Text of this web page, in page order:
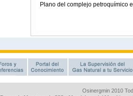
Osinergmin 2010